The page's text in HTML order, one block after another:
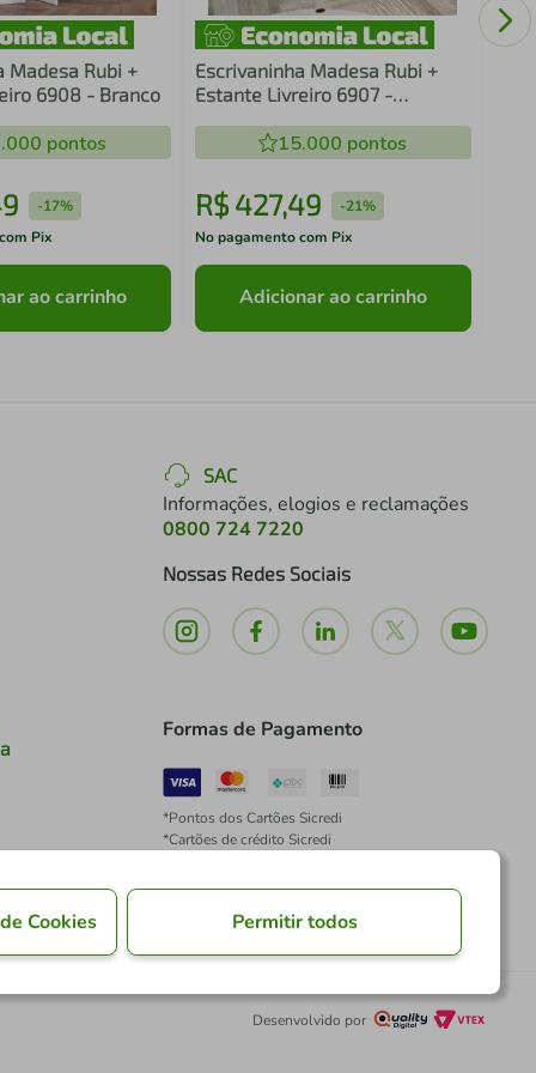
Madesa Rubi +
6908 - Branco
pontos
-17%
Pix
ao carrinho
Escrivaninha Madesa Rubi +
Estante Livreiro 6907 -
15.000 pontos
R$ 427,49 -21%
No pagamento com Pix
Adicionar ao carrinho
SAC
Informações, elogios e reclamações
0800 724 7220
Nossas Redes Sociais
Formas de Pagamento
*Pontos dos Cartões Sicredi
*Cartões de crédito Sicredi
Desenvolvido por
Cookies Permitir todos